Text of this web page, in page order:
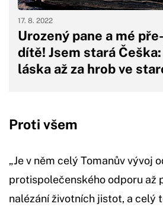
Urozený pane a mé
dítě! Jsem stará
láska až za hrob ve
17. 8. 2022
Proti všem
„Je v něm celý Tomanův vývoj
protispolečenského odporu až
nalézání životních jistot, a celý